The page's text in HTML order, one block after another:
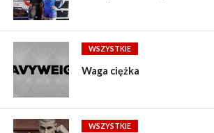
WSZYSTKIE
Waga ciężka
WSZYSTKIE